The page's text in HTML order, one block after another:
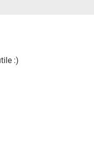
:)